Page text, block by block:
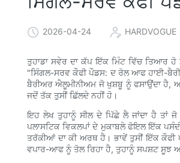
2026-04-24 HARDVOGUE
ਤੁਹਾਡਾ ਸਵੇਰ ਦਾ ਕੱਪ ਇੱਕ ਮਿੰਟ ਵਿੱਚ ਤਿਆਰ ਹੋ
"ਸਿੰਗਲ-ਸਰਵ ਕੌਫੀ ਪੌਡਸ: ਦ ਰੋਲ ਆਫ ਹਾਈ-
ਬੈਰੀਅਰ ਐਲੂਮੀਨੀਅਮ ਜੋ ਖੁਸ਼ਬੂ ਨੂੰ ਫਸਾਉਂਦਾ
ਜਦੋਂ ਤੱਕ ਤੁਸੀਂ ਛਿੱਲਦੇ ਨਹੀਂ ਹੋ।
ਇਹ ਲੇਖ ਤੁਹਾਨੂੰ ਸੀਲ ਦੇ ਪਿੱਛੇ ਲੈ ਜਾਂਦਾ ਹੈ ਤਾਂ
ਪਲਾਸਟਿਕ ਵਿਕਲਪਾਂ ਦੇ ਮੁਕਾਬਲੇ ਫੋਇਲ ਇੱਕ
ਤਰੱਕੀਆਂ ਦਾ ਕੀ ਅਰਥ ਹੈ। ਭਾਵੇਂ ਤੁਸੀਂ ਇੱਕ
ਵਪਾਰ-ਆਫ ਨੂੰ ਤੋਲ ਰਿਹਾ ਹੈ, ਤੁਹਾਨੂੰ ਸਪਸ਼ਟ ਸੂਝ